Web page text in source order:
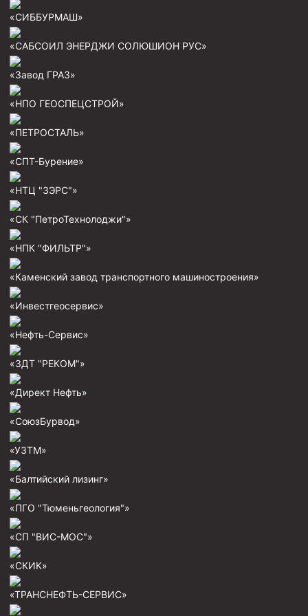
Муфта ОТТМ 146
Муфта БТС 324
Муфта БТС 245
Муфта ОТТМ 127
Муфта БТС 146
Муфта ОТТМ 178
Муфта ОТТМ 168
Муфта ОТТМ 114
Муфта ОТТГ 127
Муфта ОТТГ 114
Буровое оборудование
Фонтанная и запорная арматура
высокого давления
Задвижки буровые
Элеваторы трубные
Буровые установки
«СИББУРМАШ»
«САБСОИЛ ЭНЕРДЖИ СОЛЮШИОН РУС»
«Завод ГРАЗ»
«НПО ГЕОСПЕЦСТРОЙ»
«ПЕТРОСТАЛЬ»
«СПТ-Бурение»
«НТЦ "ЗЭРС"»
«СК "ПетроТехнолоджи"»
«НПК "ФИЛЬТР"»
«Каменский завод транспортного машиностроения»
«Инвестгеосервис»
«Нефть-Сервис»
«ЗДТ "РЕКОМ"»
«Директ Нефть»
«СоюзБурвод»
«УЗТМ»
«Балтийский лизинг»
«ПГО "Тюменьгеология"»
«СП "ВИС-МОС"»
«СКИК»
«ТРАНСНЕФТЬ-СЕРВИС»